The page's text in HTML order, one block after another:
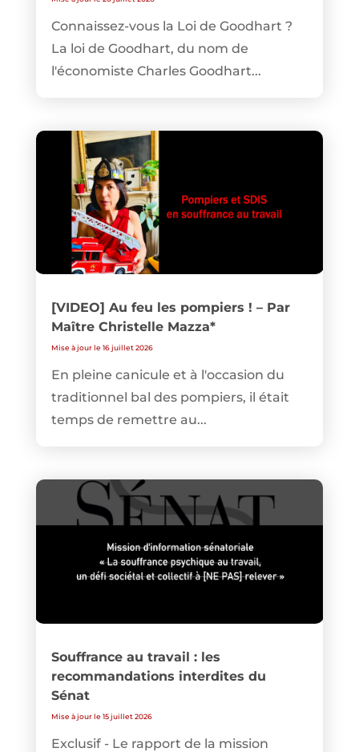
Connaissez-vous la Loi de Goodhart ?
La loi de Goodhart, du nom de
l'économiste Charles Goodhart...
[VIDEO] Au feu les pompiers ! – Par
Maître Christelle Mazza*
Mise à jour le 16 juillet 2026
En pleine canicule et à l'occasion du
traditionnel bal des pompiers, il était
temps de remettre au...
Souffrance au travail : les
recommandations interdites du
Sénat
Mise à jour le 15 juillet 2026
Exclusif - Le rapport de la mission